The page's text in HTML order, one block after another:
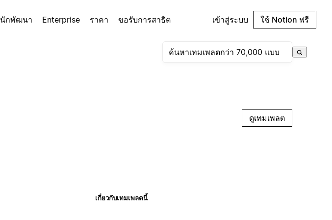
นักพัฒนา Enterprise ราคา ขอรับการสาธิต เข้าสู่ระบบ ใช้ Notion ฟรี
ดูเทมเพลต
เกี่ยวกับเทมเพลตนี้